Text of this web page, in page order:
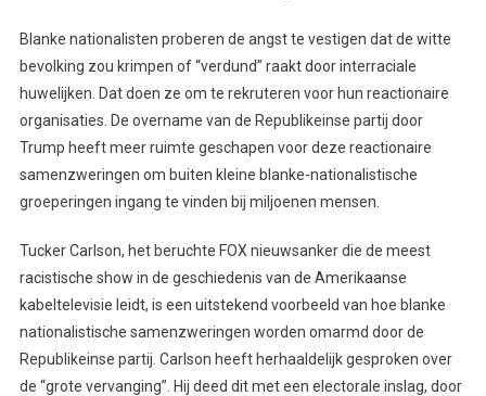
Blanke nationalisten proberen de angst te vestigen dat de witte
bevolking zou krimpen of “verdund” raakt door interraciale
huwelijken. Dat doen ze om te rekruteren voor hun reactionaire
organisaties. De overname van de Republikeinse partij door
Trump heeft meer ruimte geschapen voor deze reactionaire
samenzweringen om buiten kleine blanke-nationalistische
groeperingen ingang te vinden bij miljoenen mensen.
Tucker Carlson, het beruchte FOX nieuwsanker die de meest
racistische show in de geschiedenis van de Amerikaanse
kabeltelevisie leidt, is een uitstekend voorbeeld van hoe blanke
nationalistische samenzweringen worden omarmd door de
Republikeinse partij. Carlson heeft herhaaldelijk gesproken over
de “grote vervanging”. Hij deed dit met een electorale inslag, door